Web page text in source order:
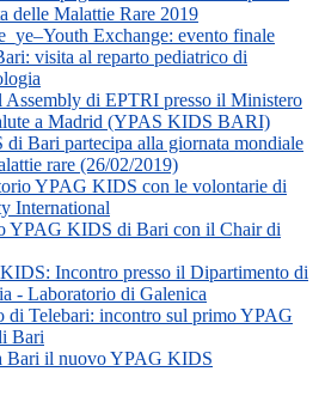
delle Malattie Rare 2019
Exchange: evento finale
visita al reparto pediatrico di
Assembly di EPTRI presso il Ministero
a Madrid (YPAS KIDS BARI)
Bari partecipa alla giornata mondiale
rare (26/02/2019)
YPAG KIDS con le volontarie di
International
YPAG KIDS di Bari con il Chair di
Incontro presso il Dipartimento di
- Laboratorio di Galenica
di Telebari: incontro sul primo YPAG
Bari
Bari il nuovo YPAG KIDS